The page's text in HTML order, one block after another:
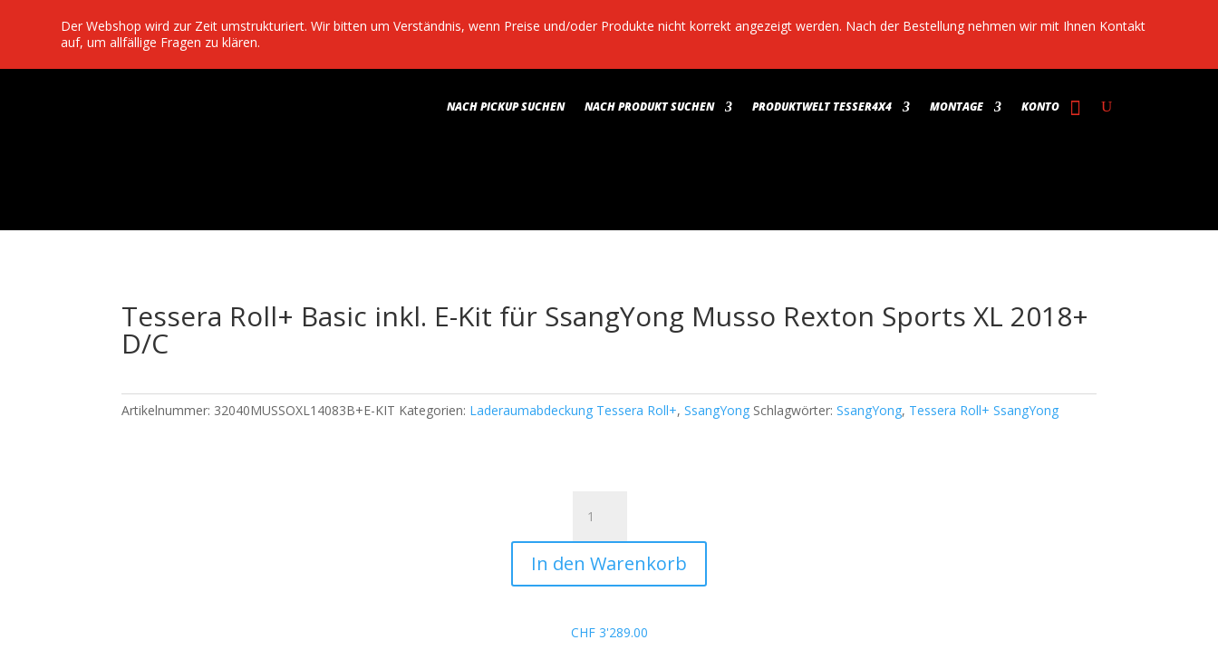
Der Webshop wird zur Zeit umstrukturiert. Wir bitten um Verständnis, wenn Preise und/oder Produkte nicht korrekt angezeigt werden. Nach der Bestellung nehmen wir mit Ihnen Kontakt
auf, um allfällige Fragen zu klären.
NACH PICKUP SUCHEN NACH PRODUKT SUCHEN PRODUKTWELT TESSER4X4 MONTAGE KONTO
Tessera Roll+ Basic inkl. E-Kit für SsangYong Musso Rexton Sports XL 2018+
D/C
Artikelnummer: 32040MUSSOXL14083B+E-KIT Kategorien: Laderaumabdeckung Tessera Roll+,SsangYong Schlagwörter:SsangYong, Tessera Roll+ SsangYong
Roll+
Basic
inkl.
E-
für
In den Warenkorb
CHF3'289.00